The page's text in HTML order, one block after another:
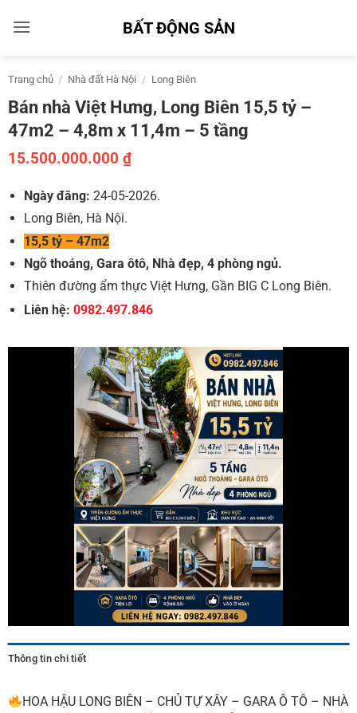
qua
BẤT ĐỘNG SẢN
Trang chủ / Nhà đất Hà Nội / Long Biên
Bán nhà Việt Hưng, Long Biên 15,5 tỷ –
47m2 – 4,8m x 11,4m – 5 tầng
15.500.000.000 ₫
Ngày đăng: 24-05-2026.
Long Biên, Hà Nội.
15,5 tỷ – 47m2
Ngõ thoáng, Gara ôtô, Nhà đẹp, 4 phòng ngủ.
Thiên đường ẩm thực Việt Hưng, Gần BIG C Long Biên.
Liên hệ:0982.497.846
Thông tin chi tiết
HOA HẬU LONG BIÊN – CHỦ TỰ XÂY – GARA Ô TÔ – NHÀ